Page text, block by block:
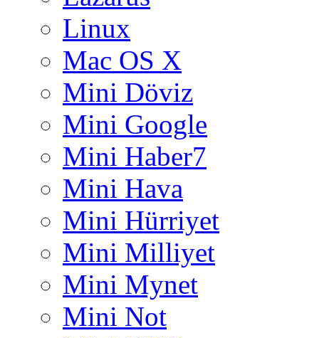
Linux
Mac OS X
Mini Döviz
Mini Google
Mini Haber7
Mini Hava
Mini Hürriyet
Mini Milliyet
Mini Mynet
Mini Not